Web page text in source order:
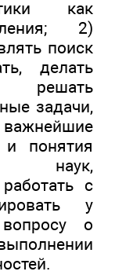
как
2)
поиск
делать
решать
задачи,
и понятия
наук,
с
у
о